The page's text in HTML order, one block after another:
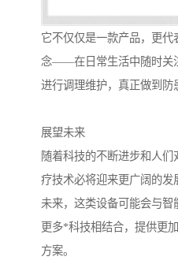
它不仅仅是一款产品，更
念——在日常生活中随时关
进行调理维护，真正做到防
展望未来
随着科技的不断进步和人
疗技术必将迎来更广阔的发
未来，这类设备可能会与
更多*科技相结合，提供更
方案。